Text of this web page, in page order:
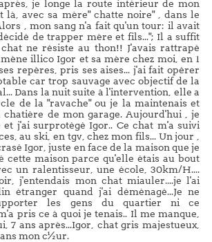
je longe la route intérieur de mon
là, avec sa mère" chatte noire" , dans le
, mon sang n'a fait qu'un tour: il avait
de trapper mère et fils..."; Il a suffit
ne résiste au thon!! J'avais rattrapé
illico Igor et sa mère chez moi, en 1
repères, pris ses aises... j'ai fait opérer
car trop sauvage avec objectif de la
Dans la nuit suite à l'intervention, elle a
de la "ravache" ou je la maintenais et
chatière de mon garage. Aujourd'hui , je
et j'ai surprotégé Igor.. Ce chat m'a suivi
au ski, en tgv, chez mon fils... Un jour ,
Igor, juste en face de la maison que je
cette maison parce qu'elle étais au bout
un ralentisseur, une école, 30km/H....
j'entendais mon chat miauler....je l'ai
étranger quand j'ai déménagé...Je ne
les gens du quartier ni ce
pris ce à quoi je tenais.. Il me manque,
7 ans après...Igor, chat gris majestueux,
mon c½ur.